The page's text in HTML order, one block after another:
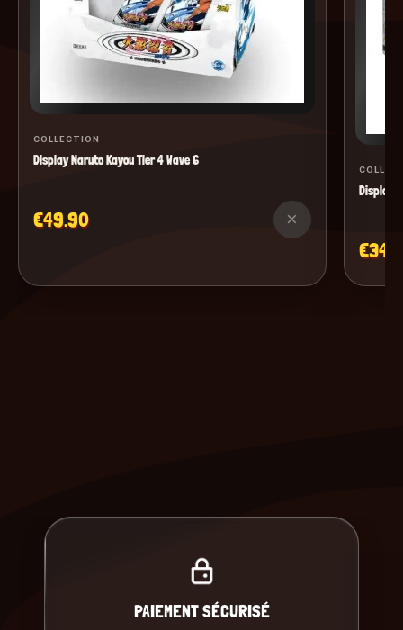
COLLECTION
Display Naruto Kayou Tier 4 Wave 6
€49.90 ×
Display
PAIEMENT SÉCURISÉ